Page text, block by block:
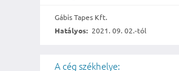
Gábis Tapes Kft.
Hatályos: 2021. 09. 02.-tól
A cég székhelye: